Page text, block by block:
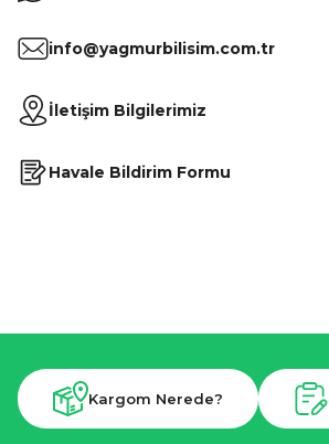
info@yagmurbilisim.com.tr
İletişim Bilgilerimiz
Havale Bildirim Formu
Kargom Nerede?